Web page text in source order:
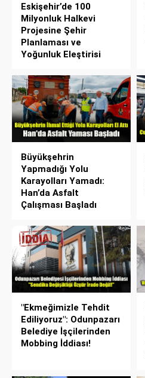
Eskişehir’de 100
Milyonluk Halkevi
Projesine Şehir
Planlaması ve
Yoğunluk Eleştirisi
Büyükşehrin
Yapmadığı Yolu
Karayolları Yamadı:
Han’da Asfalt
Çalışması Başladı
"Ekmeğimizle Tehdit
Ediliyoruz": Odunpazarı
Belediye İşçilerinden
Mobbing İddiası!